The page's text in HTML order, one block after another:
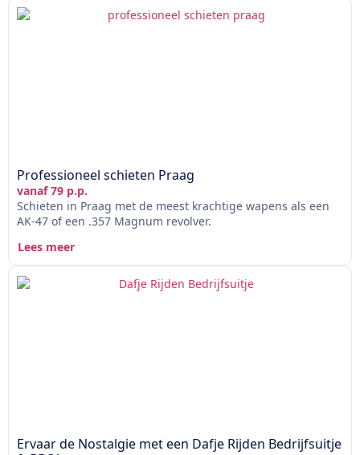
Professioneel schieten Praag
vanaf 79 p.p.
Schieten in Praag met de meest krachtige wapens als een
AK-47 of een .357 Magnum revolver.
Lees meer
Ervaar de Nostalgie met een Dafje Rijden Bedrijfsuitje